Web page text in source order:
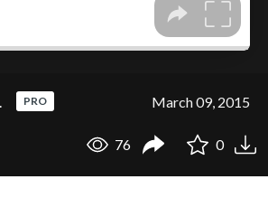
PRO March 09, 2015
76 0